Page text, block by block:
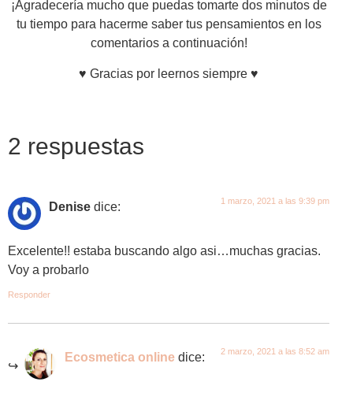
¡Agradecería mucho que puedas tomarte dos minutos de
tu tiempo para hacerme saber tus pensamientos en los
comentarios a continuación!
♥ Gracias por leernos siempre ♥
2 respuestas
Denise dice: 1 marzo, 2021 a las 9:39 pm
Excelente!! estaba buscando algo asi…muchas gracias.
Voy a probarlo
Responder
Ecosmetica online dice: 2 marzo, 2021 a las 8:52 am